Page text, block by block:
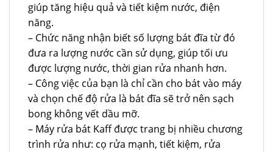
giúp tăng hiệu quả và tiết kiệm nước, điện
năng.
– Chức năng nhận biết số lượng bát đĩa từ đó
đưa ra lượng nước cần sử dụng, giúp tối ưu
được lượng nước, thời gian rửa nhanh hơn.
– Công việc của bạn là chỉ cần cho bát vào máy
và chọn chế độ rửa là bát đĩa sẽ trở nên sạch
bong không vết dầu mỡ.
– Máy rửa bát Kaff được trang bị nhiều chương
trình rửa như: cọ rửa mạnh, tiết kiệm, rửa